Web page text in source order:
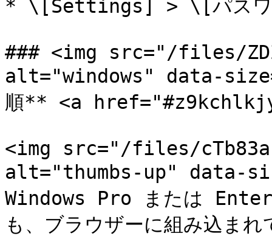
* \[Settings] > \[パスワ
### <img src="/files/
alt="windows" data-
順** <a
<img src="/files/
alt="thumbs-up" data-
Windows Pro または
も、ブラウザーに組み込ま